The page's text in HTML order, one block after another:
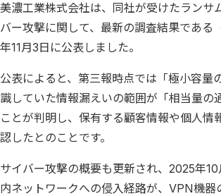
障害について（第二報）」を発表しました。
美濃工業株式会社は、同社が受けたランサ
バー攻撃に関して、最新の調査結果である
年11月3日に公表しました。
公表によると、第三報時点では「極小容量
識していた情報漏えいの範囲が「相当量の
ことが判明し、保有する顧客情報や個人情
認したとのことです。
サイバー攻撃の概要も更新され、2025年10
内ネットワークへの侵入経路が、VPN機器